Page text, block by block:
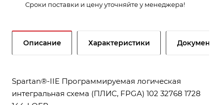
Сроки поставки и цену уточняйте у менеджера!
Описание Характеристики Документы
Spartan®-IIE Программируемая логическая
интегральная схема (ПЛИС, FPGA) 102 32768 1728